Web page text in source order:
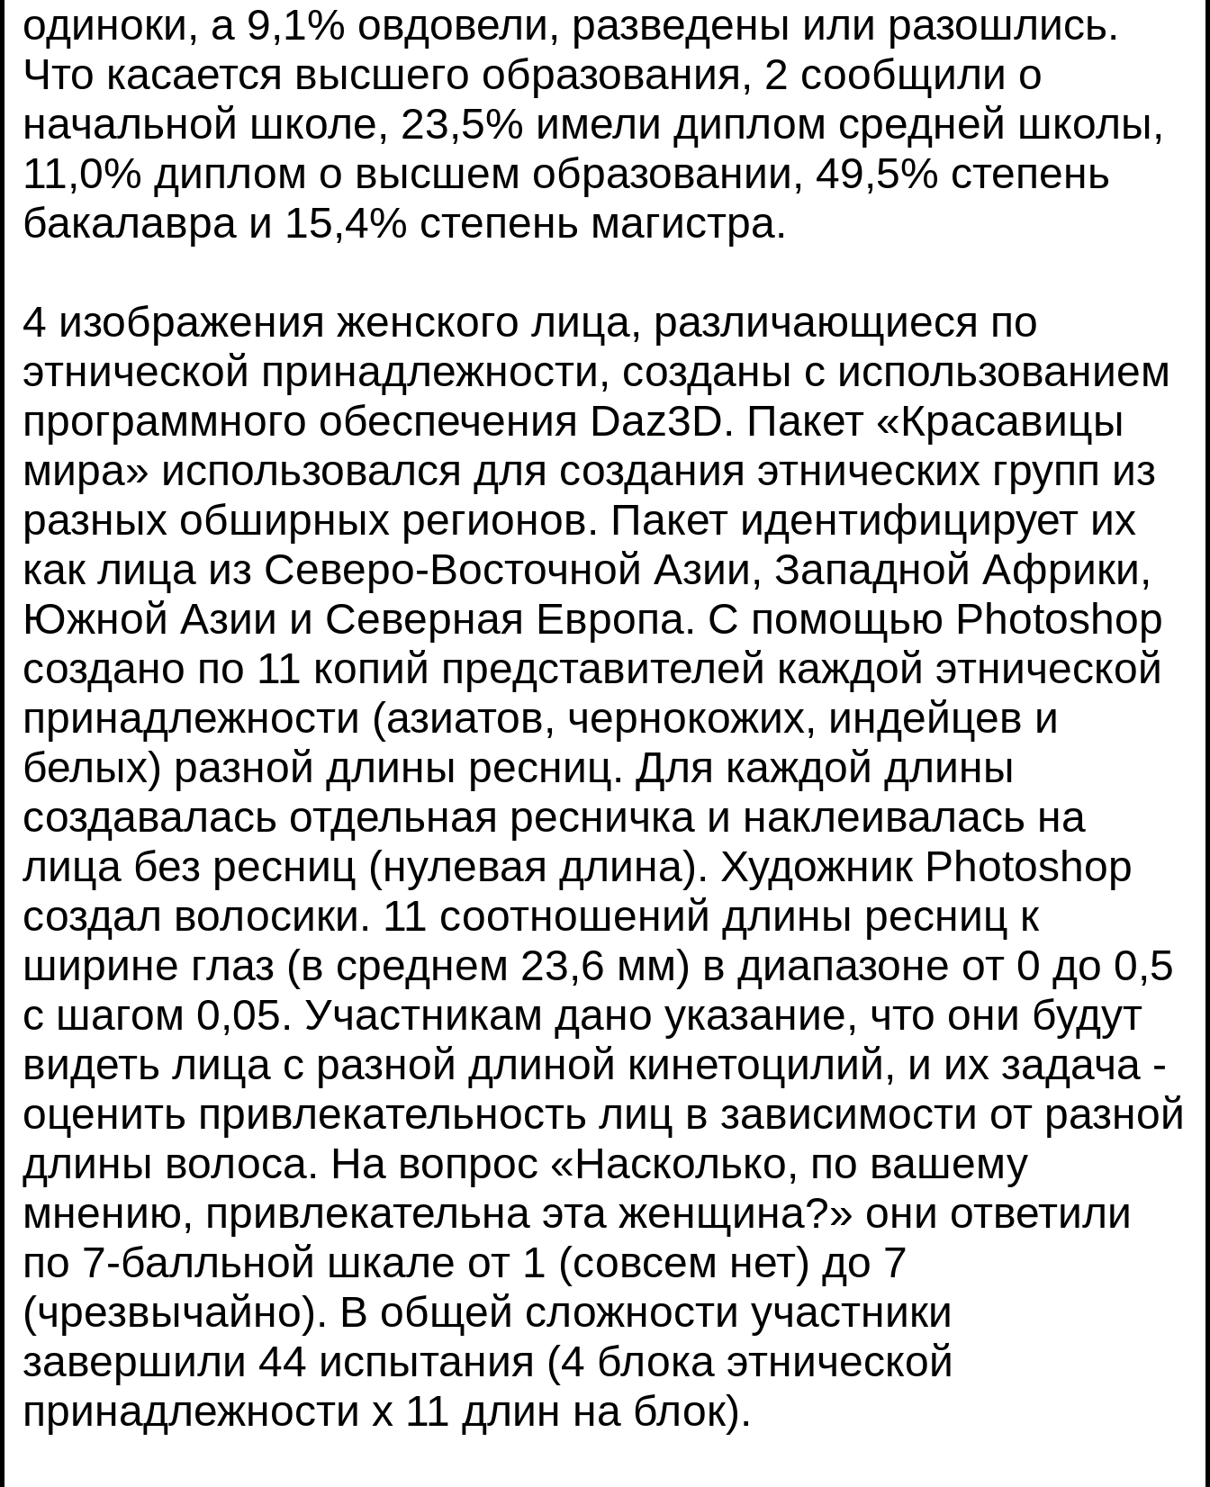
одиноки, а 9,1% овдовели, разведены или разошлись.
Что касается высшего образования, 2 сообщили о
начальной школе, 23,5% имели диплом средней школы,
11,0% диплом о высшем образовании, 49,5% степень
бакалавра и 15,4% степень магистра.
4 изображения женского лица, различающиеся по
этнической принадлежности, созданы с использованием
программного обеспечения Daz3D. Пакет «Красавицы
мира» использовался для создания этнических групп из
разных обширных регионов. Пакет идентифицирует их
как лица из Северо-Восточной Азии, Западной Африки,
Южной Азии и Северная Европа. С помощью Photoshop
создано по 11 копий представителей каждой этнической
принадлежности (азиатов, чернокожих, индейцев и
белых) разной длины ресниц. Для каждой длины
создавалась отдельная ресничка и наклеивалась на
лица без ресниц (нулевая длина). Художник Photoshop
создал волосики. 11 соотношений длины ресниц к
ширине глаз (в среднем 23,6 мм) в диапазоне от 0 до 0,5
с шагом 0,05. Участникам дано указание, что они будут
видеть лица с разной длиной кинетоцилий, и их задача -
оценить привлекательность лиц в зависимости от разной
длины волоса. На вопрос «Насколько, по вашему
мнению, привлекательна эта женщина?» они ответили
по 7-балльной шкале от 1 (совсем нет) до 7
(чрезвычайно). В общей сложности участники
завершили 44 испытания (4 блока этнической
принадлежности х 11 длин на блок).